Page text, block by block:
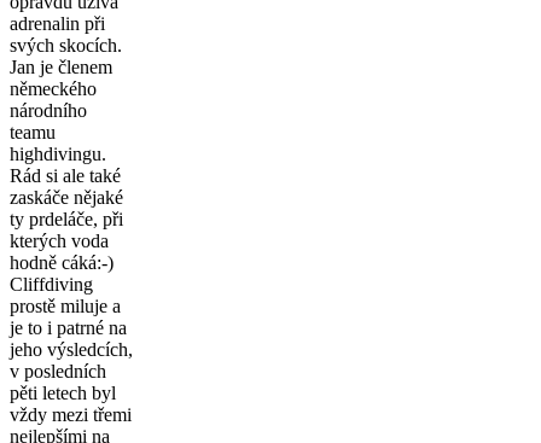
adrenalin při
svých skocích.
Jan je členem
německého
národního
teamu
highdivingu.
Rád si ale také
zaskáče nějaké
ty prdeláče, při
kterých voda
hodně cáká:-)
Cliffdiving
prostě miluje a
je to i patrné na
jeho výsledcích,
v posledních
pěti letech byl
vždy mezi třemi
nejlepšími na